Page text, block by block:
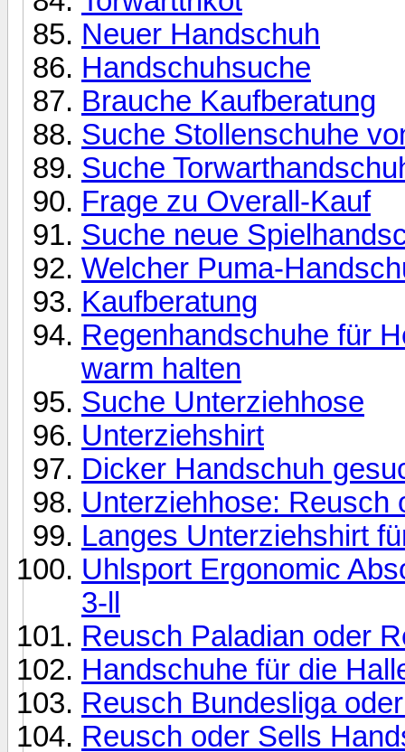
Neuer Handschuh
Handschuhsuche
Brauche Kaufberatung
Suche Stollenschuhe
Suche
Frage zu Overall-Kauf
Suche neue
Welcher Puma-
Kaufberatung
Regenhandschuhe für
warm halten
Suche Unterziehhose
Unterziehshirt
Dicker Handschuh
Unterziehhose: Reusch
Langes Unterziehshirt
Uhlsport Ergonomic
3-ll
Reusch Paladian oder
Handschuhe für die
Reusch Bundesliga
Reusch oder Sells